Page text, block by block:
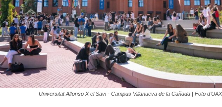
Universitat Alfonso X el Savi - Campus Villanueva de la Cañada | Foto d’UAX